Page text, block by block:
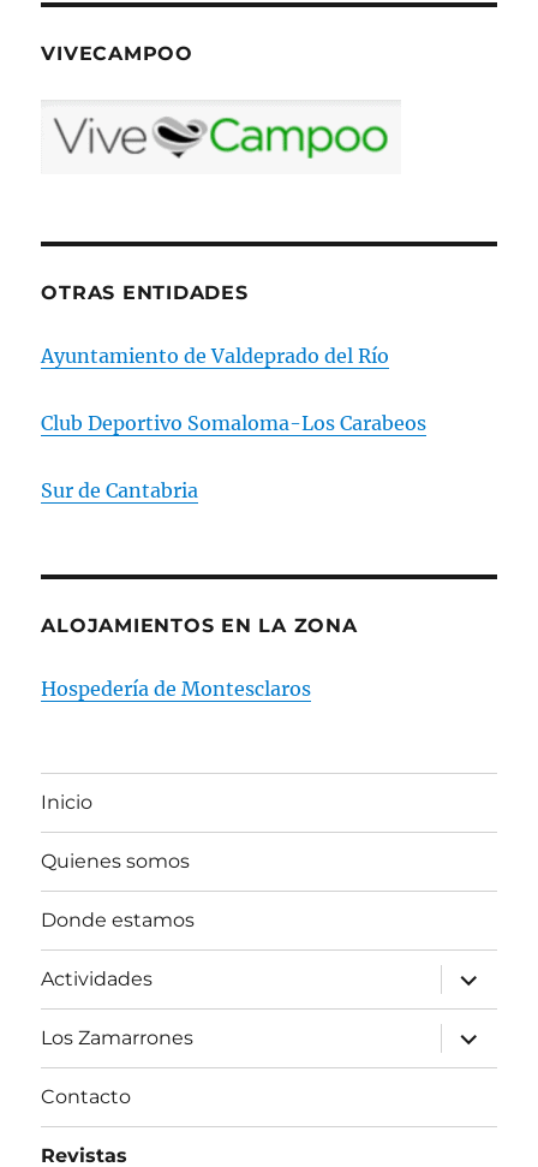
VIVECAMPOO
OTRAS ENTIDADES
Ayuntamiento de Valdeprado del Río
Club Deportivo Somaloma-Los Carabeos
Sur de Cantabria
ALOJAMIENTOS EN LA ZONA
Hospedería de Montesclaros
Inicio
Quienes somos
Donde estamos
Actividades
expande
el
menú
inferior
Los Zamarrones
expande
el
menú
Contacto
Revistas